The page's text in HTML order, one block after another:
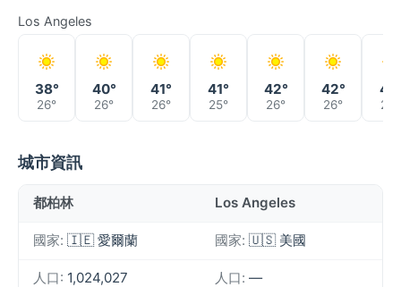
Los Angeles
38°
26°
40°
26°
41°
26°
41°
25°
42°
26°
42°
26°
41°
26°
城市資訊
都柏林 Los Angeles
國家: 🇮🇪 愛爾蘭 國家: 🇺🇸 美國
人口: 1,024,027 人口: —